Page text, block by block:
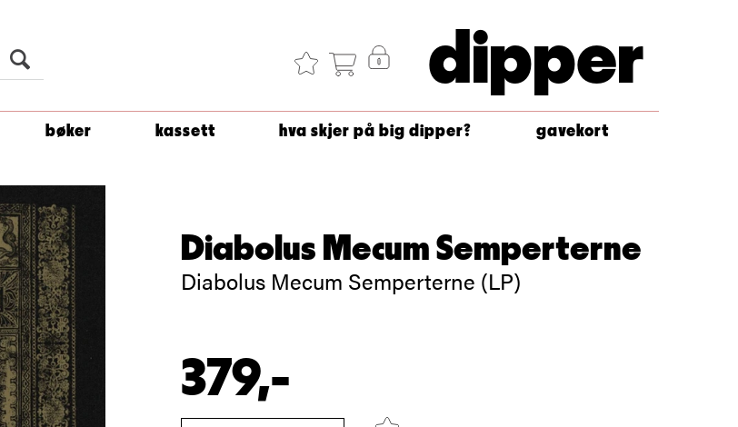
dipper
bøker kassett hva skjer på big dipper? gavekort
Diabolus Mecum Semperterne
Diabolus Mecum Semperterne (LP)
379,-